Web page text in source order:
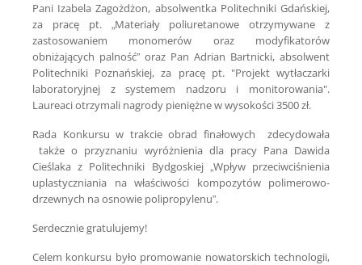
Pani Izabela Zagożdżon, absolwentka Politechniki Gdańskiej,
za pracę pt. „Materiały poliuretanowe otrzymywane z
zastosowaniem monomerów oraz modyfikatorów
obniżających palność” oraz Pan Adrian Bartnicki, absolwent
Politechniki Poznańskiej, za pracę pt. "Projekt wytłaczarki
laboratoryjnej z systemem nadzoru i monitorowania".
Laureaci otrzymali nagrody pieniężne w wysokości 3500 zł.
Rada Konkursu w trakcie obrad finałowych zdecydowała
także o przyznaniu wyróżnienia dla pracy Pana Dawida
Cieślaka z Politechniki Bydgoskiej „Wpływ przeciwciśnienia
uplastyczniania na właściwości kompozytów polimerowo-
drzewnych na osnowie polipropylenu”.
Serdecznie gratulujemy!
Celem konkursu było promowanie nowatorskich technologii,